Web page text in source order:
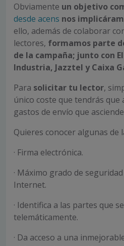
Obviamente un objetivo
desde acens nos
ello, además de colaborar
lectores, formamos parte
de la campaña; junto con
Industria, Jazztel y Caixa
Para solicitar tu lector,
único coste que tendrás que
gastos de envío que
Quieres conocer algunas de
· Firma electrónica.
· Máximo grado de
Internet.
· Identifica a las partes que
telemáticamente.
· Da acceso a una